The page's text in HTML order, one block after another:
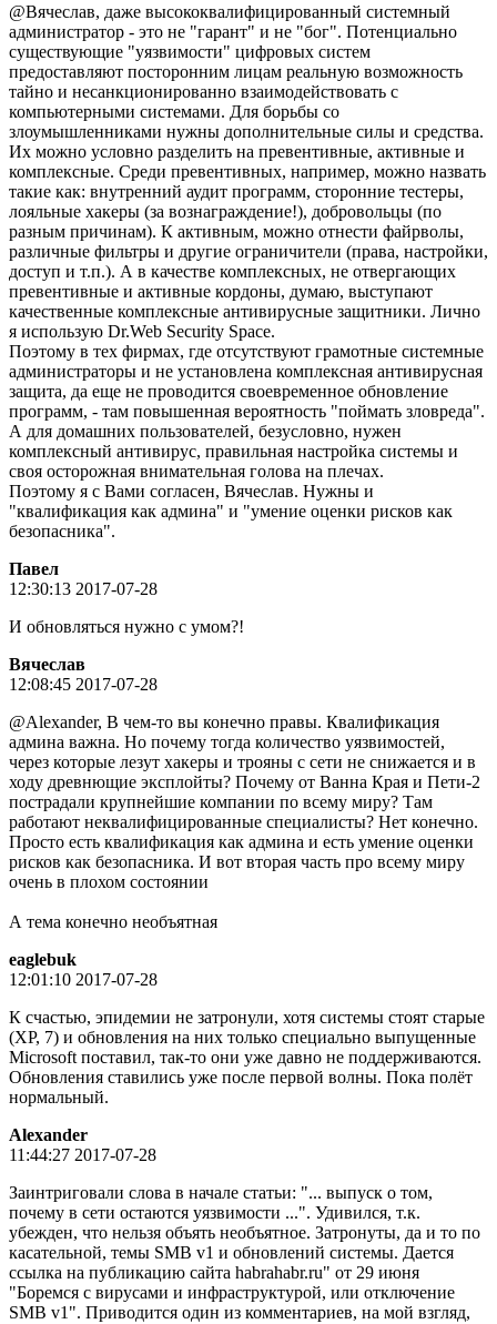
@Вячеслав, даже высококвалифицированный системный
администратор - это не "гарант" и не "бог". Потенциально
существующие "уязвимости" цифровых систем
предоставляют посторонним лицам реальную возможность
тайно и несанкционированно взаимодействовать с
компьютерными системами. Для борьбы со
злоумышленниками нужны дополнительные силы и средства.
Их можно условно разделить на превентивные, активные и
комплексные. Среди превентивных, например, можно назвать
такие как: внутренний аудит программ, сторонние тестеры,
лояльные хакеры (за вознаграждение!), добровольцы (по
разным причинам). К активным, можно отнести файрволы,
различные фильтры и другие ограничители (права, настройки,
доступ и т.п.). А в качестве комплексных, не отвергающих
превентивные и активные кордоны, думаю, выступают
качественные комплексные антивирусные защитники. Лично
я использую Dr.Web Security Space.
Поэтому в тех фирмах, где отсутствуют грамотные системные
администраторы и не установлена комплексная антивирусная
защита, да еще не проводится своевременное обновление
программ, - там повышенная вероятность "поймать зловреда".
А для домашних пользователей, безусловно, нужен
комплексный антивирус, правильная настройка системы и
своя осторожная внимательная голова на плечах.
Поэтому я с Вами согласен, Вячеслав. Нужны и
"квалификация как админа" и "умение оценки рисков как
безопасника".
Пaвeл
12:30:13 2017-07-28
И обновляться нужно с умом?!
Вячeслaв
12:08:45 2017-07-28
@Alexander, В чем-то вы конечно правы. Квалификация
админа важна. Но почему тогда количество уязвимостей,
через которые лезут хакеры и трояны с сети не снижается и в
ходу древнющие эксплойты? Почему от Ванна Края и Пети-2
пострадали крупнейшие компании по всему миру? Там
работают неквалифицированные специалисты? Нет конечно.
Просто есть квалификация как админа и есть умение оценки
рисков как безопасника. И вот вторая часть про всему миру
очень в плохом состоянии
А тема конечно необъятная
eaglebuk
12:01:10 2017-07-28
К счастью, эпидемии не затронули, хотя системы стоят старые
(XP, 7) и обновления на них только специально выпущенные
Microsoft поставил, так-то они уже давно не поддерживаются.
Обновления ставились уже после первой волны. Пока полёт
нормальный.
Alexander
11:44:27 2017-07-28
Заинтриговали слова в начале статьи: "... выпуск о том,
почему в сети остаются уязвимости ...". Удивился, т.к.
убежден, что нельзя объять необъятное. Затронуты, да и то по
касательной, темы SMB v1 и обновлений системы. Дается
ссылка на публикацию сайта habrahabr.ru" от 29 июня
"Боремся с вирусами и инфраструктурой, или отключение
SMB v1". Приводится один из комментариев, на мой взгляд,